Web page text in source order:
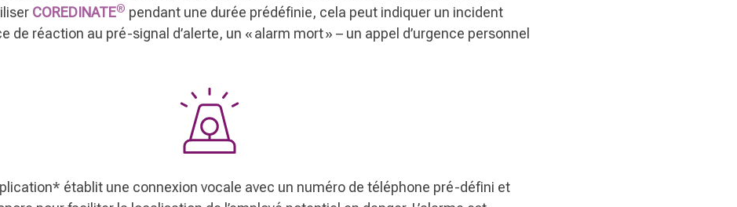
COREDINATE® pendant une durée prédéfinie, cela peut indiquer un incident
de réaction au pré-signal d’alerte, un « alarm mort » – un appel d’urgence personnel
établit une connexion vocale avec un numéro de téléphone pré-défini et